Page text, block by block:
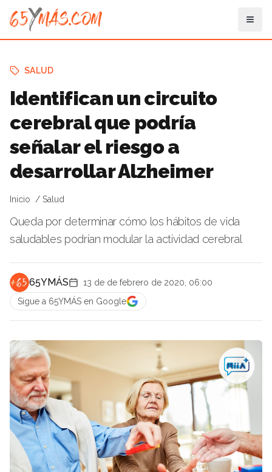
SALUD
Identifican un circuito
cerebral que podría
señalar el riesgo a
desarrollar Alzheimer
Inicio Salud
Queda por determinar cómo los hábitos de vida
saludables podrían modular la actividad cerebral
65YMÁS
13 de de febrero de 2020, 06:00
Sigue a 65YMÁS en Google